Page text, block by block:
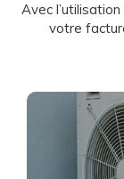
Avec
votre